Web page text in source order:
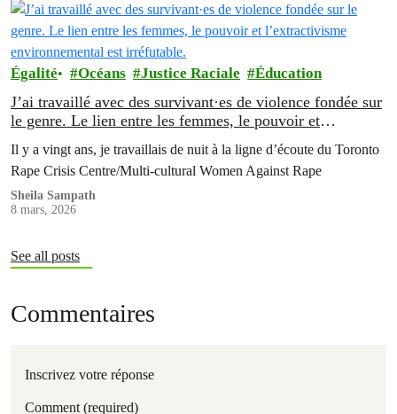
Égalité Océans Justice Raciale Éducation
J’ai travaillé avec des survivant·es de violence fondée sur
le genre. Le lien entre les femmes, le pouvoir et
l’extractivisme environnemental est irréfutable.
Il y a vingt ans, je travaillais de nuit à la ligne d’écoute du Toronto
Rape Crisis Centre/Multi-cultural Women Against Rape
Sheila Sampath
8 mars, 2026
See all posts
Commentaires
Inscrivez votre réponse
Comment (required)